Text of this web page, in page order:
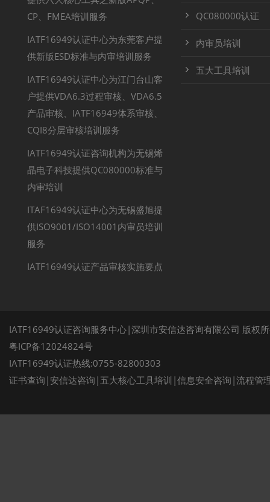
CP、FMEA培训服务
IATF16949认证中心为东莞客户提
供新版ESD标准与内审培训服务
IATF16949认证中心为江门台山客
户提供VDA6.3过程审核、VDA6.5
产品审核、IATF16949体系审核、
CQI8分层审核培训服务
IATF16949认证咨询机构为无锡烯
晶电子科技提供QC080000标准与
内审培训
ITAF16949认证中心为无锡盛旭提
供ISO9001/ISO14001内审员培训
服务
IATF16949认证产品审核实施要点
QC080000认证
内审员培训
五大工具培训
IATF16949认证咨询服务中心|深圳市安信达咨询有限公司 版权
粤ICP备12024824号
IATF16949认证热线:0755-82800303
证书查询 | 安信达咨询 | 五大核心工具培训 |信息安全咨询 |流程管